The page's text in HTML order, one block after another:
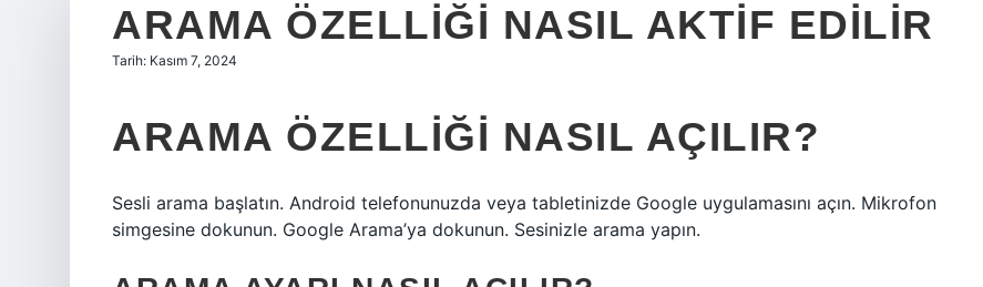
ARAMA ÖZELLIĞI NASIL AKTIF EDILIR
Tarih: Kasım 7, 2024
ARAMA ÖZELLIĞI NASIL AÇILIR?
Sesli arama başlatın. Android telefonunuzda veya tabletinizde Google uygulamasını açın. Mikrofon
simgesine dokunun. Google Arama’ya dokunun. Sesinizle arama yapın.